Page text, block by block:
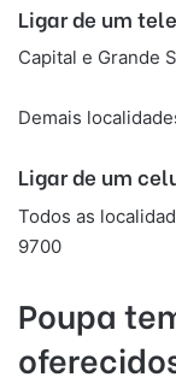
Ligar de um
Capital e Grande
Demais
Ligar de um
Todos as
9700
Poupa